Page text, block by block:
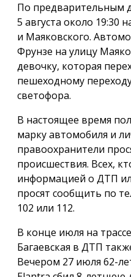
По предварительным
5 августа около 19:30
и Маяковского.
Фрунзе на улицу
девочку, которая
пешеходному
светофора.
В настоящее время
марку автомобиля и
правоохранители
происшествия. Всех,
информацией о ДТП
просят сообщить по
102 или 112.
В конце июля на
Багаевская в ДТП
Вечером 27 июля 62-